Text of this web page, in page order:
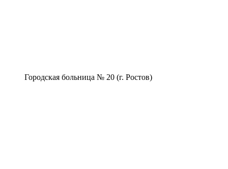
Городская больница № 20 (г. Ростов)